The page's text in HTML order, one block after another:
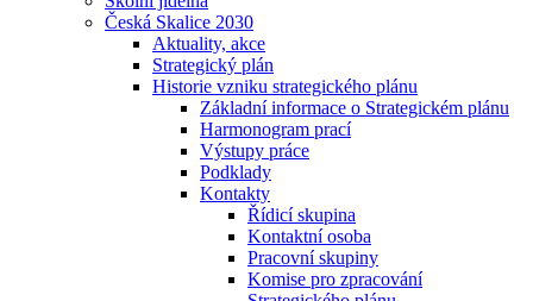
Česká Skalice 2030
Aktuality, akce
Strategický plán
Historie vzniku strategického plánu
Základní informace o Strategickém plánu
Harmonogram prací
Výstupy práce
Podklady
Kontakty
Řídicí skupina
Kontaktní osoba
Pracovní skupiny
Komise pro zpracování